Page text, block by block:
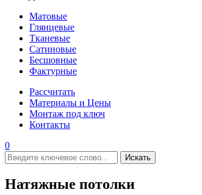
Матовые
Глянцевые
Тканевые
Сатиновые
Бесшовные
Фактурные
Рассчитать
Материалы и Цены
Монтаж под ключ
Контакты
0
Искать
Натяжные потолки